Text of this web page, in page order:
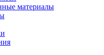
материалы